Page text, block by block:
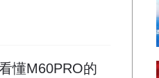
懂M60PRO的